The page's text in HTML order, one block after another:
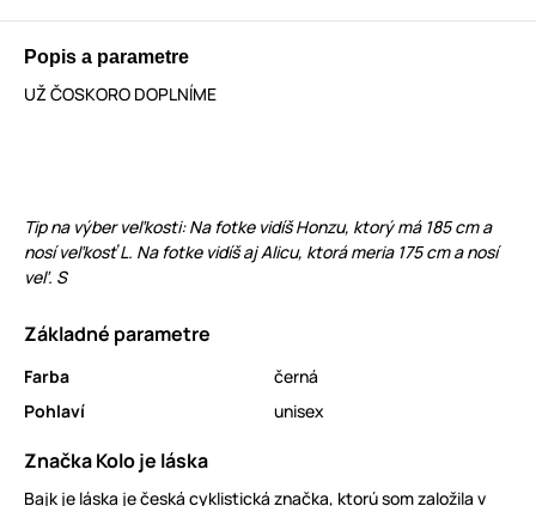
Popis a parametre
UŽ ČOSKORO DOPLNÍME
Tip na výber veľkosti: Na fotke vidíš Honzu, ktorý má 185 cm a
nosí veľkosť L. Na fotke vidíš aj Alicu, ktorá meria 175 cm a nosí
veľ. S
Základné parametre
Farba
černá
Pohlaví
unisex
Značka Kolo je láska
Bajk je láska je česká cyklistická značka, ktorú som založila v